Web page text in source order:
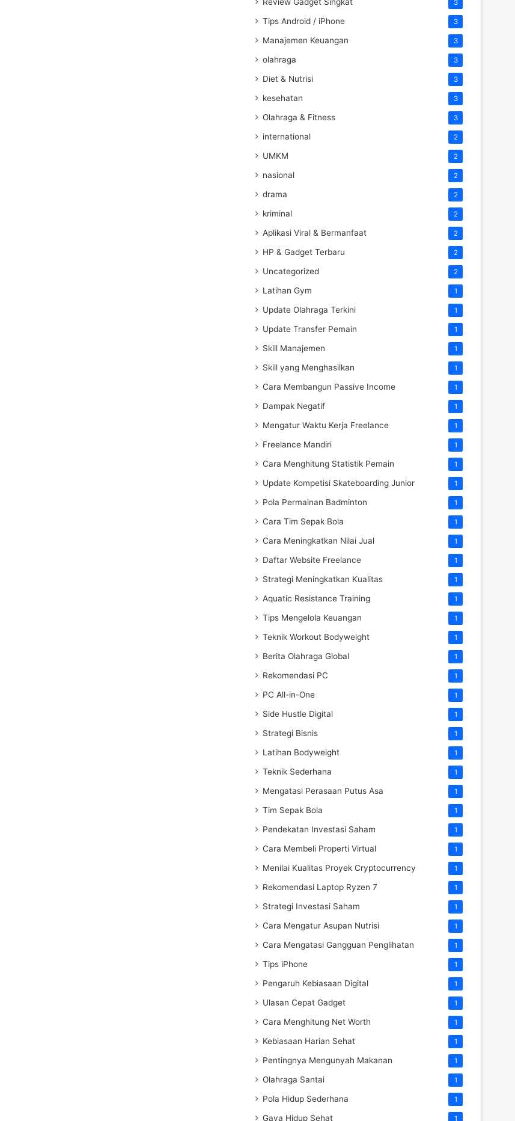
3
Tips Android / iPhone 3
Manajemen Keuangan 3
olahraga 3
Diet & Nutrisi 3
kesehatan 3
Olahraga & Fitness 3
international 2
UMKM 2
nasional 2
drama 2
kriminal 2
Aplikasi Viral & Bermanfaat 2
HP & Gadget Terbaru 2
Uncategorized 2
Latihan Gym 1
Update Olahraga Terkini 1
Update Transfer Pemain 1
Skill Manajemen 1
Skill yang Menghasilkan 1
Cara Membangun Passive Income 1
Dampak Negatif 1
Mengatur Waktu Kerja Freelance 1
Freelance Mandiri 1
Cara Menghitung Statistik Pemain 1
Update Kompetisi Skateboarding Junior 1
Pola Permainan Badminton 1
Cara Tim Sepak Bola 1
Cara Meningkatkan Nilai Jual 1
Daftar Website Freelance 1
Strategi Meningkatkan Kualitas 1
Aquatic Resistance Training 1
Tips Mengelola Keuangan 1
Teknik Workout Bodyweight 1
Berita Olahraga Global 1
Rekomendasi PC 1
PC All-in-One 1
Side Hustle Digital 1
Strategi Bisnis 1
Latihan Bodyweight 1
Teknik Sederhana 1
Mengatasi Perasaan Putus Asa 1
Tim Sepak Bola 1
Pendekatan Investasi Saham 1
Cara Membeli Properti Virtual 1
Menilai Kualitas Proyek Cryptocurrency 1
Rekomendasi Laptop Ryzen 7 1
Strategi Investasi Saham 1
Cara Mengatur Asupan Nutrisi 1
Cara Mengatasi Gangguan Penglihatan 1
Tips iPhone 1
Pengaruh Kebiasaan Digital 1
Ulasan Cepat Gadget 1
Cara Menghitung Net Worth 1
Kebiasaan Harian Sehat 1
Pentingnya Mengunyah Makanan 1
Olahraga Santai 1
Pola Hidup Sederhana 1
Gaya Hidup Sehat 1